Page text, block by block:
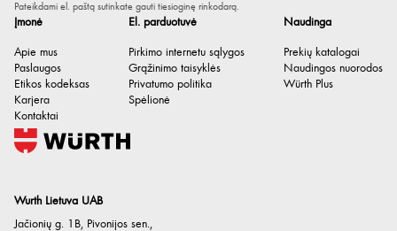
Wurth Lietuva UAB
Jačionių g. 1B, Pivonijos sen.,
Įmonė
Apie mus
Paslaugos
Etikos kodeksas
Karjera
Kontaktai
El. parduotuvė
Pirkimo internetu sąlygos
Grąžinimo taisyklės
Privatumo politika
Spėlionė
Naudinga
Prekių katalogai
Naudingos nuorodos
Würth Plus
Pateikdami el. paštą sutinkate gauti tiesioginę rinkodarą.